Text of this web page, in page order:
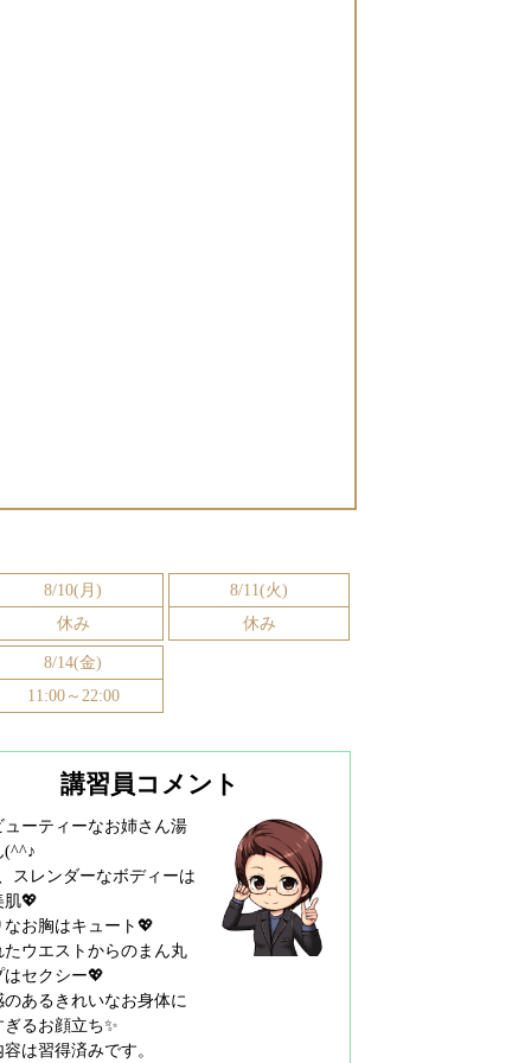
8/10(月)
休み
8/11(火)
休み
8/14(金)
11:00～22:00
講習員コメント
ューティーなお姉さん湯
(^^♪
スレンダーなボディーは
肌💖
なお胸はキュート💖
たウエストからのまん丸
はセクシー💖
のあるきれいなお身体に
ぎるお顔立ち✨
は習得済みです。